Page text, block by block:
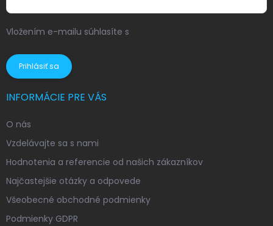
Vložením e-mailu súhlasíte s
Prihlásiť sa
INFORMÁCIE PRE VÁS
O nás
Vzdelávajte sa s nami
Hodnotenia a referencie od našich zákazníkov
Najčastejšie otázky a odpovede
Všeobecné obchodné podmienky
Podmienky GDPR